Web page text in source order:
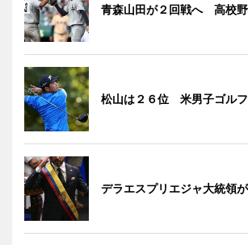
青森山田が２回戦へ 高校
松山は２６位 米男子ゴルフ
デラエスプリエジャ大統領